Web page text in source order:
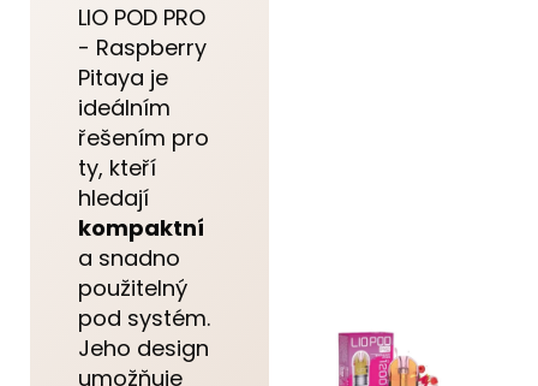
LIO POD PRO
- Raspberry
Pitaya je
ideálním
řešením pro
ty, kteří
hledají
kompaktní
a snadno
použitelný
pod systém.
Jeho design
umožňuje